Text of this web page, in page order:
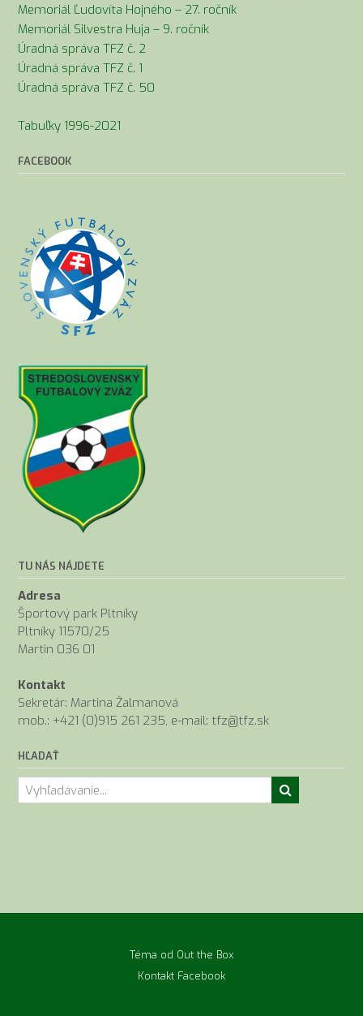
Memoriál Ľudovíta Hojného – 27. ročník
Memoriál Silvestra Huja – 9. ročník
Úradná správa TFZ č. 2
Úradná správa TFZ č. 1
Úradná správa TFZ č. 50
Tabuľky 1996-2021
FACEBOOK
TU NÁS NÁJDETE
Adresa
Športový park Pltníky
Pltníky 11570/25
Martin 036 01
Kontakt
Sekretár: Martina Žalmanová
mob.: +421 (0)915 261 235, e-mail: tfz@tfz.sk
HĽADAŤ
Téma od Out the Box
Kontakt Facebook